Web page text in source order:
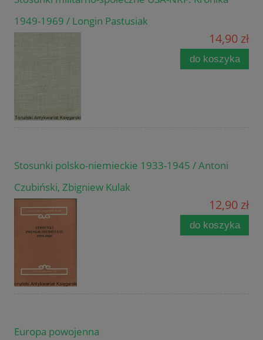
1949-1969 / Longin Pastusiak
14,90 zł
do koszyka
Stosunki polsko-niemieckie 1933-1945 / Antoni
Czubiński, Zbigniew Kulak
12,90 zł
do koszyka
Europa powojenna